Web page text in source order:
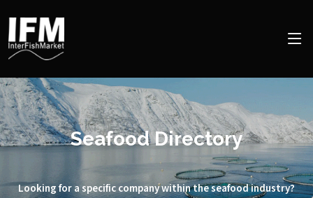
Seafood Directory
Looking for a specific company within the seafood industry?